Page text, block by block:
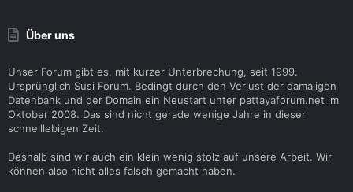
Über uns
Unser Forum gibt es, mit kurzer Unterbrechung, seit 1999.
Ursprünglich Susi Forum. Bedingt durch den Verlust der damaligen
Datenbank und der Domain ein Neustart unter pattayaforum.net im
Oktober 2008. Das sind nicht gerade wenige Jahre in dieser
schnelllebigen Zeit.
Deshalb sind wir auch ein klein wenig stolz auf unsere Arbeit. Wir
können also nicht alles falsch gemacht haben.